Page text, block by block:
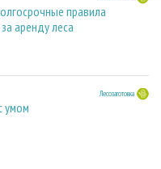
правила
аренду леса
Лесозаготовка
умом